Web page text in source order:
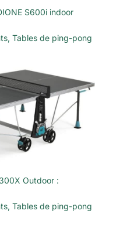
S600i indoor
, Tables de ping-pong
Outdoor :
, Tables de ping-pong